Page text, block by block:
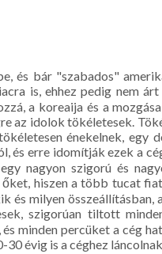
és bár "szabados"
is, ehhez pedig nem
a koreaija és a
az idolok tökéletesek.
énekelnek, egy
és erre idomítják ezek a
nagyon szigorú és
hiszen a több tucat
és milyen
szigorúan tiltott
minden percüket a cég
évig is a céghez